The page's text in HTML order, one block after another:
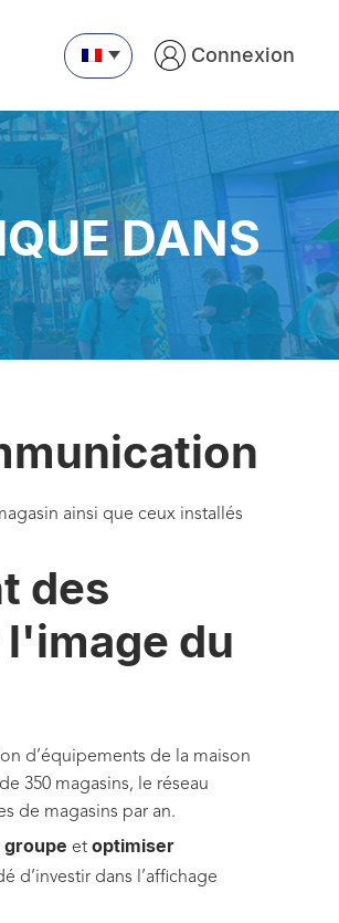
Connexion
DANS
ainsi que ceux installés
des
du
d’équipements de la maison
350 magasins, le réseau
de magasins par an.
groupe et optimiser
d’investir dans l’affichage